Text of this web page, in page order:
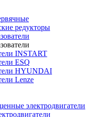
редукторы
INSTART
ESQ
HYUNDAI
Lenze
электродвигатели